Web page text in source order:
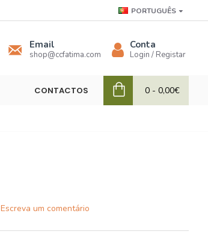
PORTUGUÊS
Email
shop@ccfatima.com
Conta
Login / Registar
CONTACTOS 0 - 0,00€
Escreva um comentário